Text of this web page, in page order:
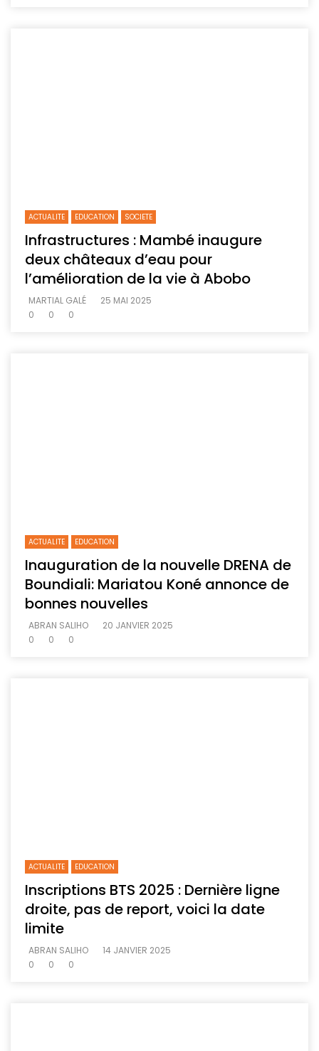
ACTUALITE EDUCATION SOCIETE
Infrastructures : Mambé inaugure
deux châteaux d’eau pour
l’amélioration de la vie à Abobo
MARTIAL GALÉ
25 MAI 2025
0
0 0
ACTUALITE EDUCATION
Inauguration de la nouvelle DRENA de
Boundiali: Mariatou Koné annonce de
bonnes nouvelles
ABRAN SALIHO
20 JANVIER 2025
0
0 0
ACTUALITE EDUCATION
Inscriptions BTS 2025 : Dernière ligne
droite, pas de report, voici la date
limite
ABRAN SALIHO
14 JANVIER 2025
0
0 0